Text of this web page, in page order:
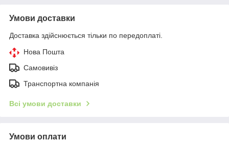
Умови доставки
Доставка здійснюється тільки по передоплаті.
Нова Пошта
Самовивіз
Транспортна компанія
Всі умови доставки
Умови оплати